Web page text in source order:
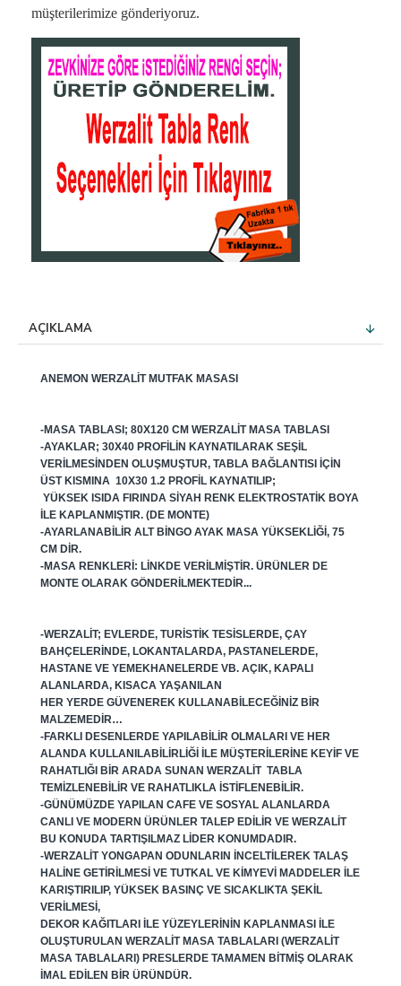
müşterilerimize gönderiyoruz.
AÇIKLAMA
ANEMON WERZALIT MUTFAK MASASI
-MASA TABLASI; 80X120 CM WERZALIT MASA TABLASI
-AYAKLAR; 30X40 PROFILIN KAYNATILARAK SEŞIL
VERILMESINDEN OLUŞMUŞTUR, TABLA BAĞLANTISI IÇIN
ÜST KISMINA 10X30 1.2 PROFIL KAYNATILIP;
YÜKSEK ISIDA FIRINDA SIYAH RENK ELEKTROSTATIK BOYA
ILE KAPLANMIŞTIR. (DE MONTE)
-AYARLANABILIR ALT BINGO AYAK MASA YÜKSEKLIĞI, 75
CM DIR.
-MASA RENKLERI: LINKDE VERILMIŞTIR. ÜRÜNLER DE
MONTE OLARAK GÖNDERILMEKTEDIR...
-WERZALIT; EVLERDE, TURISTIK TESISLERDE, ÇAY
BAHÇELERINDE, LOKANTALARDA, PASTANELERDE,
HASTANE VE YEMEKHANELERDE VB. AÇIK, KAPALI
ALANLARDA, KISACA YAŞANILAN
HER YERDE GÜVENEREK KULLANABILECEĞINIZ BIR
MALZEMEDIR…
-FARKLI DESENLERDE YAPILABILIR OLMALARI VE HER
ALANDA KULLANILABILIRLIĞI ILE MÜŞTERILERINE KEYIF VE
RAHATLIĞI BIR ARADA SUNAN WERZALIT TABLA
TEMIZLENEBILIR VE RAHATLIKLA ISTIFLENEBILIR.
-GÜNÜMÜZDE YAPILAN CAFE VE SOSYAL ALANLARDA
CANLI VE MODERN ÜRÜNLER TALEP EDILIR VE WERZALIT
BU KONUDA TARTIŞILMAZ LIDER KONUMDADIR.
-WERZALIT YONGAPAN ODUNLARIN INCELTILEREK TALAŞ
HALINE GETIRILMESI VE TUTKAL VE KIMYEVI MADDELER ILE
KARIŞTIRILIP, YÜKSEK BASINÇ VE SICAKLIKTA ŞEKIL
VERILMESI,
DEKOR KAĞITLARI ILE YÜZEYLERININ KAPLANMASI ILE
OLUŞTURULAN WERZALIT MASA TABLALARI (WERZALIT
MASA TABLALARI) PRESLERDE TAMAMEN BITMIŞ OLARAK
IMAL EDILEN BIR ÜRÜNDÜR.